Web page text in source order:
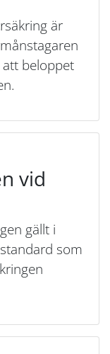
är
beloppet
vid
gällt i
som